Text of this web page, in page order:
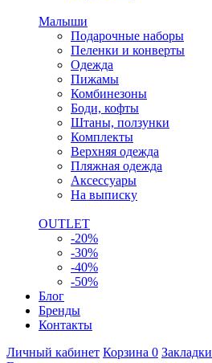
Малыши
Подарочные наборы
Пеленки и конверты
Одежда
Пижамы
Комбинезоны
Боди, кофты
Штаны, ползунки
Комплекты
Верхняя одежда
Пляжная одежда
Аксессуары
На выписку
OUTLET
-20%
-30%
-40%
-50%
Блог
Бренды
Контакты
Личный кабинет Корзина 0 Закладки